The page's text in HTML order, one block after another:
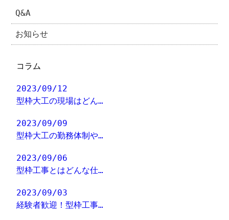
Q&A
お知らせ
コラム
2023/09/12
型枠大工の現場はどん…
2023/09/09
型枠大工の勤務体制や…
2023/09/06
型枠工事とはどんな仕…
2023/09/03
経験者歓迎！型枠工事…